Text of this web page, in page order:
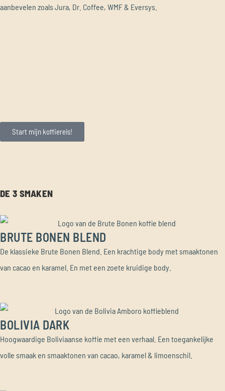
aanbevelen zoals Jura, Dr. Coffee, WMF & Eversys.
Start mijn koffiereis!
DE 3 SMAKEN
BRUTE BONEN BLEND
De klassieke Brute Bonen Blend. Een krachtige body met smaaktonen
van cacao en karamel. En met een zoete kruidige body.
BOLIVIA DARK
Hoogwaardige Boliviaanse koffie met een verhaal. Een toegankelijke
volle smaak en smaaktonen van cacao, karamel & limoenschil.